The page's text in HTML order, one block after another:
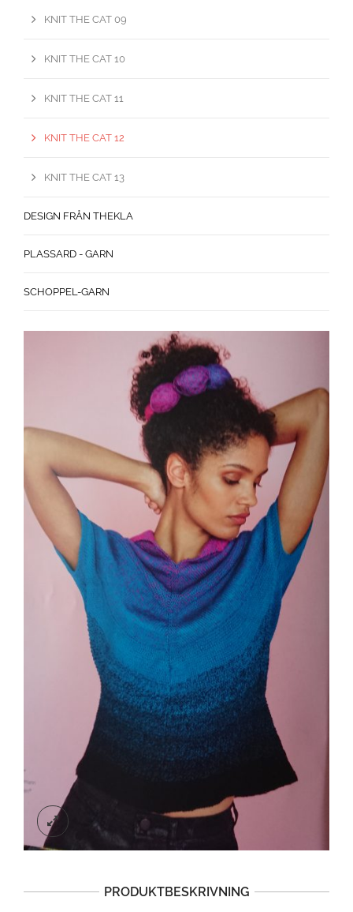
PRODUKTBESKRIVNING
KNIT THE CAT 09
KNIT THE CAT 10
KNIT THE CAT 11
KNIT THE CAT 12
KNIT THE CAT 13
DESIGN FRÅN THEKLA
PLASSARD - GARN
SCHOPPEL-GARN